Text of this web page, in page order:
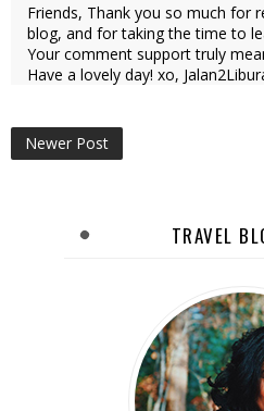
Friends, Thank you so much for
blog, and for taking the time to
Your comment support truly
Have a lovely day! xo,
Newer Post
TRAVEL